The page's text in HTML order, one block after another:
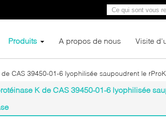
Produits A propos de nous Visite
CAS 39450-01-6 lyophilisée saupoudrent le
K de CAS 39450-01-6 lyophilisée